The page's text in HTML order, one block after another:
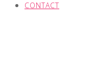
CONTACT